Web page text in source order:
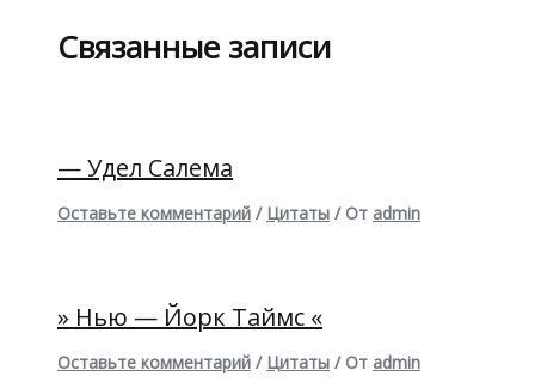
Связанные записи
— Удел Салема
Оставьте комментарий / Цитаты / От admin
» Нью — Йорк Таймс «
Оставьте комментарий / Цитаты / От admin